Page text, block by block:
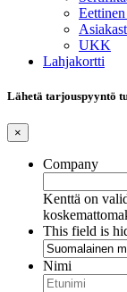
UKK
Lahjakortti
Lähetä tarjouspyyntö
×
Company
Kenttä on
This field is
Nimi